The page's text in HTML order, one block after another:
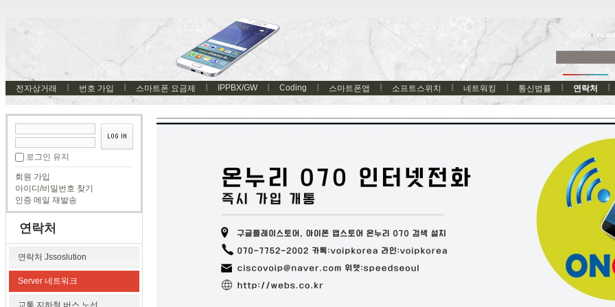
전자상거래 번호 가입 스마트폰 요금제 IPPBX/GW Coding 스마트폰앱 소프트스위치 네트워킹 통신법률 연락처
로그인 유지
회원 가입
아이디/비밀번호 찾기
인증 메일 재발송
연락처
연락처 Jssoslution
Server 네트워크
교통 지하철 버스 노선